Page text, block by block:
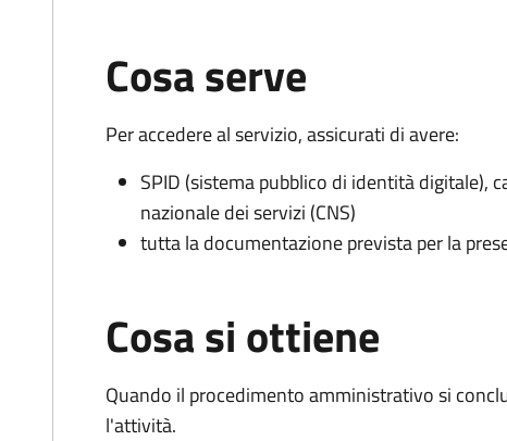
Cosa serve
Per accedere al servizio, assicurati di avere:
SPID (sistema pubblico di identità digitale),
nazionale dei servizi (CNS)
tutta la documentazione prevista per la
Cosa si ottiene
Quando il procedimento amministrativo si
l'attività.